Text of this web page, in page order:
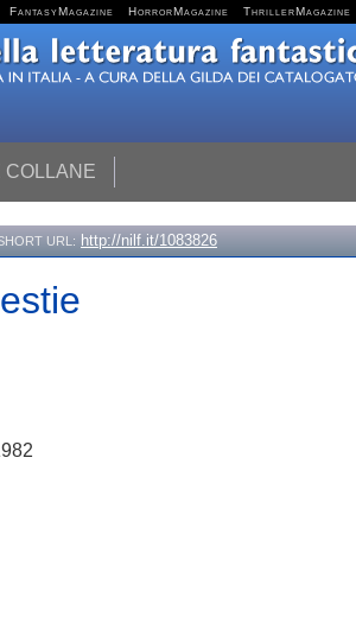
FantasyMagazine HorrorMagazine ThrillerMagazine
COLLANE
URL: http://nilf.it/1083826